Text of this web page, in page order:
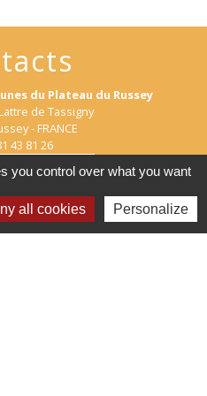
du Plateau du Russey
de Tassigny
- FRANCE
43 81 26
formulaire
/ 13h30-17h
/ 13h30-17h
you control over what you want
all cookies Personalize